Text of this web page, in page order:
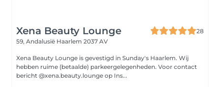
Xena Beauty Lounge
28
59, Andalusië Haarlem 2037 AV
Xena Beauty Lounge is gevestigd in Sunday's Haarlem. Wij
hebben ruime (betaalde) parkeergelegenheden. Voor contact
bericht @xena.beauty.lounge op Ins...